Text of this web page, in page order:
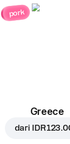
pork
Greece
dari IDR